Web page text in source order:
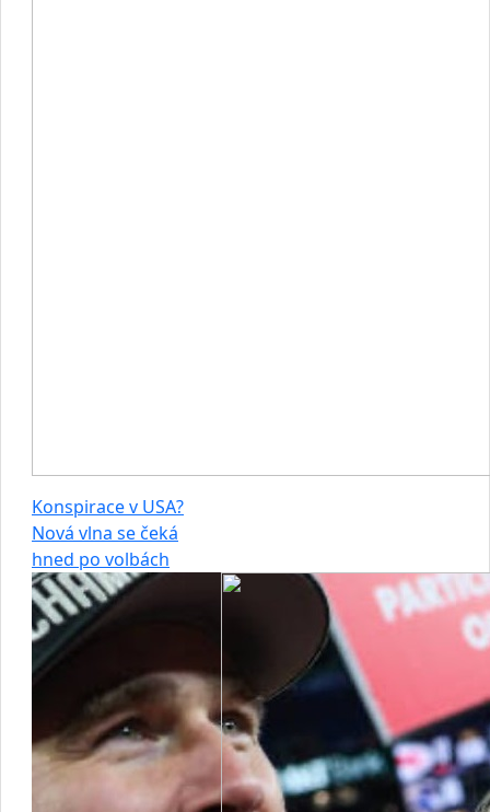
Konspirace v USA?
Nová vlna se čeká
hned po volbách